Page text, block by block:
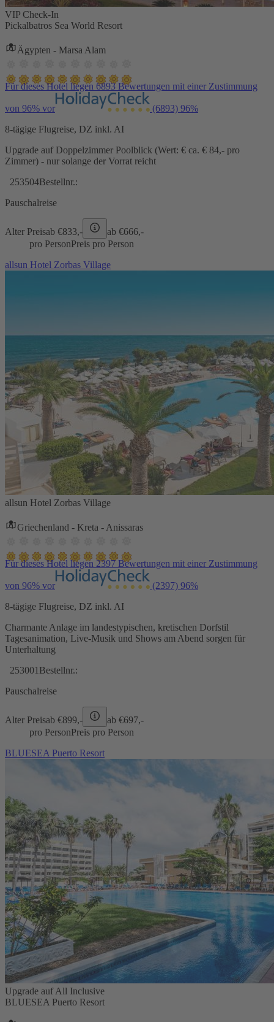
VIP Check-In
Pickalbatros Sea World Resort
Ägypten - Marsa Alam
Für dieses Hotel liegen 6893 Bewertungen mit einer Zustimmung
von 96% vor (6893) 96%
8-tägige Flugreise, DZ inkl. AI
Upgrade auf Doppelzimmer Poolblick (Wert: € ca. € 84,- pro
Zimmer) - nur solange der Vorrat reicht
253504Bestellnr.:
Pauschalreise
Alter Preisab €833,- ab €666,-
pro PersonPreis pro Person
allsun Hotel Zorbas Village
allsun Hotel Zorbas Village
Griechenland - Kreta - Anissaras
Für dieses Hotel liegen 2397 Bewertungen mit einer Zustimmung
von 96% vor (2397) 96%
8-tägige Flugreise, DZ inkl. AI
Charmante Anlage im landestypischen, kretischen Dorfstil
Tagesanimation, Live-Musik und Shows am Abend sorgen für
Unterhaltung
253001 Bestellnr.:
Pauschalreise
Alter Preisab €899,- ab €697,-
pro PersonPreis pro Person
BLUESEA Puerto Resort
Upgrade auf All Inclusive
BLUESEA Puerto Resort